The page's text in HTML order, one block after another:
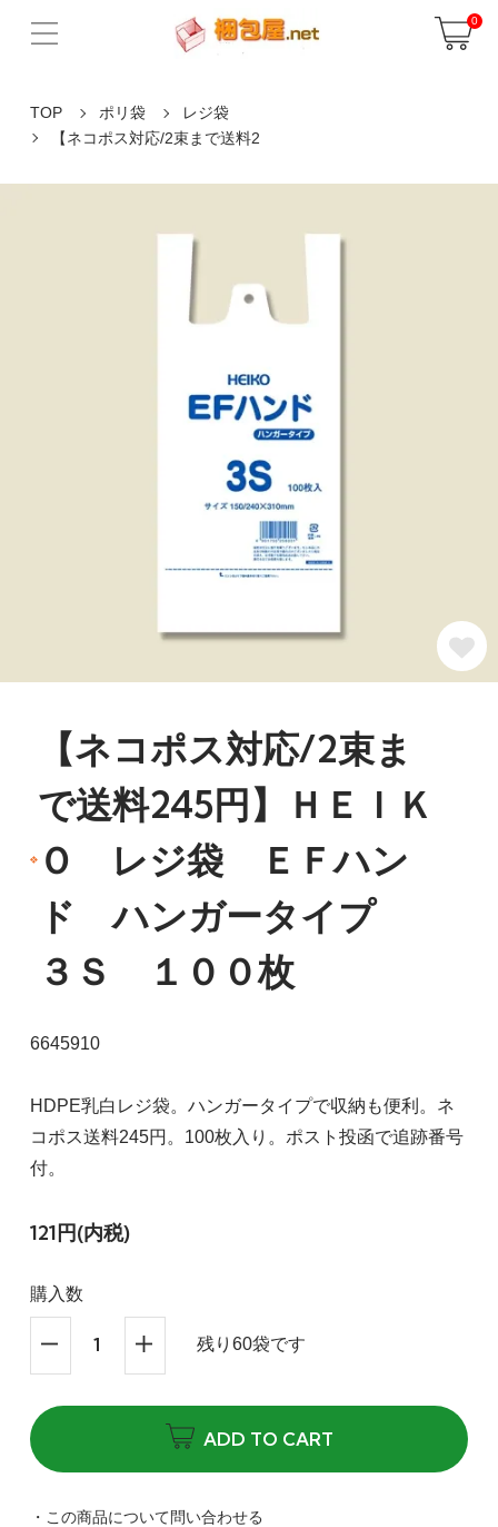
0
TOP ポリ袋
レジ袋
【ネコポス対応/2束まで送料2
【ネコポス対応/2束ま
で送料245円】ＨＥＩＫ
Ｏ レジ袋 ＥＦハン
ド ハンガータイプ
３Ｓ １００枚
6645910
HDPE乳白レジ袋。ハンガータイプで収納も便利。ネ
コポス送料245円。100枚入り。ポスト投函で追跡番号
付。
121円(内税)
購入数
残り60袋です
ADD TO CART
・この商品について問い合わせる